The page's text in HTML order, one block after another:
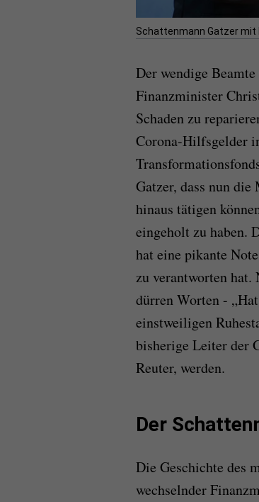
Schattenmann Gatzer mit
Der wendige
Finanzminister
Schaden zu
Corona-Hilfsgelder
Gatzer, dass nun
hinaus tätigen
eingeholt zu haben.
hat eine pikante
zu verantworten
dürren Worten -
einstweiligen
bisherige Leiter der
Reuter, werden.
Der
Die Geschichte des
wechselnder